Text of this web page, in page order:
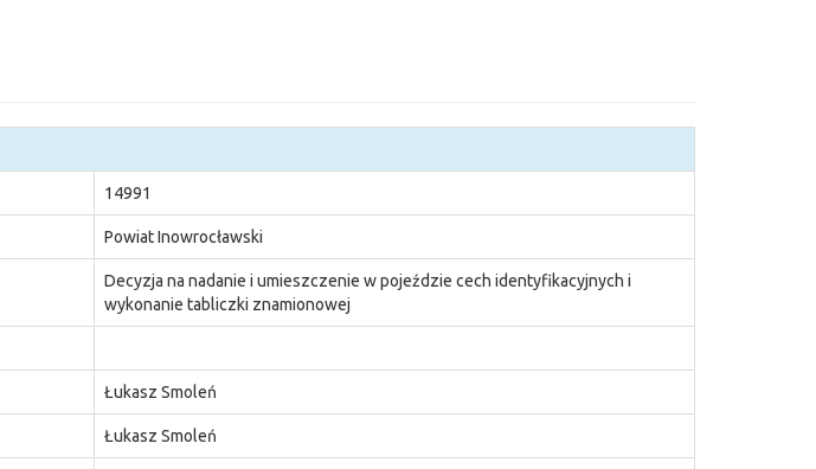
14991
Powiat Inowrocławski
Decyzja na nadanie i umieszczenie w pojeździe cech identyfikacyjnych i
wykonanie tabliczki znamionowej
Łukasz Smoleń
Łukasz Smoleń